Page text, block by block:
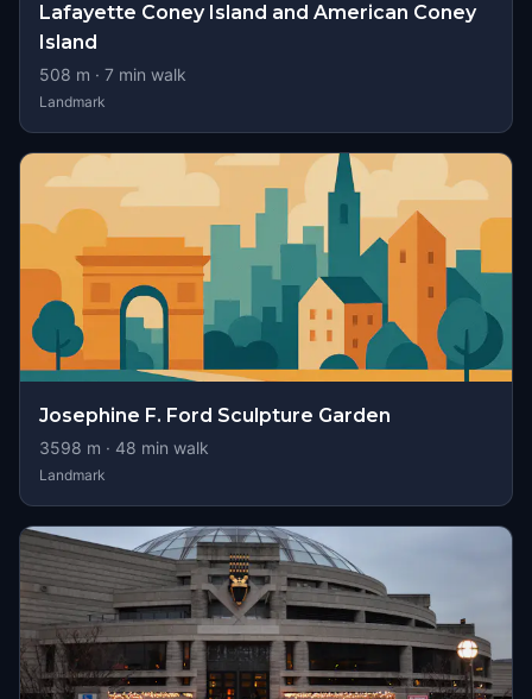
Lafayette Coney Island and American Coney
Island
508 m · 7 min walk
Landmark
Josephine F. Ford Sculpture Garden
3598 m · 48 min walk
Landmark